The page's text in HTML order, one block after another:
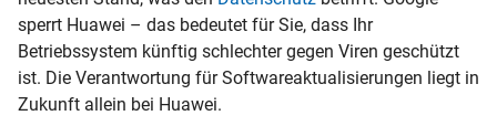
sperrt Huawei – das bedeutet für Sie, dass Ihr
Betriebssystem künftig schlechter gegen Viren geschützt
ist. Die Verantwortung für Softwareaktualisierungen liegt in
Zukunft allein bei Huawei.